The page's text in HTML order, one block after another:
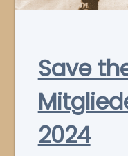
Save
2024